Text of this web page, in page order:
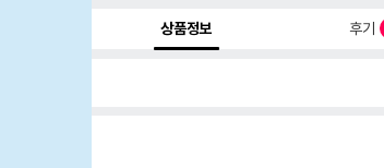
상품정보 후기